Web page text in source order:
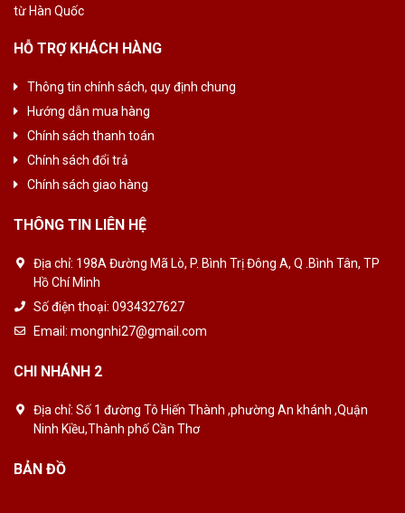
từ Hàn Quốc
HỖ TRỢ KHÁCH HÀNG
Thông tin chính sách, quy định chung
Hướng dẫn mua hàng
Chính sách thanh toán
Chính sách đổi trả
Chính sách giao hàng
THÔNG TIN LIÊN HỆ
Địa chỉ: 198A Đường Mã Lò, P. Bình Trị Đông A, Q .Bình Tân, TP
Hồ Chí Minh
Số điện thoại: 0934327627
Email: mongnhi27@gmail.com
CHI NHÁNH 2
Địa chỉ: Số 1 đường Tô Hiến Thành ,phường An khánh ,Quận
Ninh Kiều,Thành phố Cần Thơ
BẢN ĐỒ